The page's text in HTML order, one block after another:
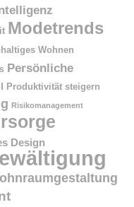
Modetrends
Wohnen
Persönliche
Produktivität steigern
Risikomanagement
Design